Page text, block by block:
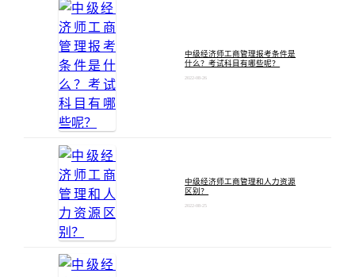
中级经济师工商管理报考条件是
什么？考试科目有哪些呢？
2022-08-26
中级经济师工商管理和人力资源
区别？
2022-08-25